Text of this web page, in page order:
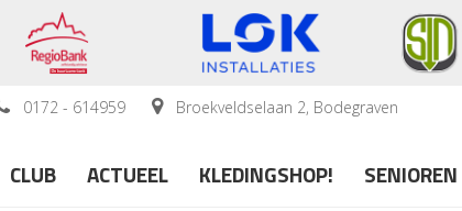
0172 - 614959 Broekveldselaan 2, Bodegraven
CLUB ACTUEEL KLEDINGSHOP! SENIOREN